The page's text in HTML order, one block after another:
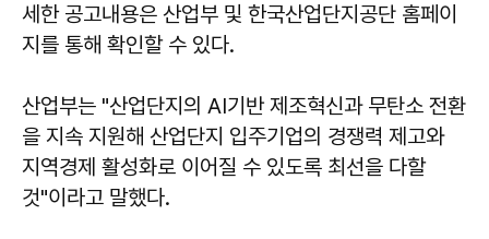
세한 공고내용은 산업부 및 한국산업단지공단 홈페이
지를 통해 확인할 수 있다.
산업부는 "산업단지의 AI기반 제조혁신과 무탄소 전환
을 지속 지원해 산업단지 입주기업의 경쟁력 제고와
지역경제 활성화로 이어질 수 있도록 최선을 다할
것"이라고 말했다.